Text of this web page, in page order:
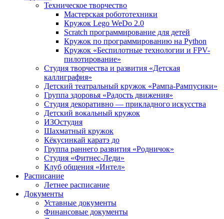
Техническое творчество
Мастерская робототехники
Кружок Lego WeDo 2.0
Scratch программирование для детей
Кружок по программированию на Python
Кружок «Беспилотные технологии и FPV-
пилотирование»
Студия творчества и развития «Детская
каллиграфия»
Детский театральный кружок «Рампа-Рампусики»
Группа здоровья «Радость движения»
Студия декоративно — прикладного искусства
Детский вокальный кружок
ИЗОстудия
Шахматный кружок
Кёкусинкай каратэ до
Группа раннего развития «Родничок»
Cтудия «Фитнес-Леди»
Клуб общения «Интел»
Расписание
Летнее расписание
Документы
Уставные документы
Финансовые документы